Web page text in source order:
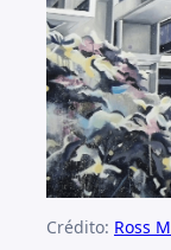
Crédito: Ross